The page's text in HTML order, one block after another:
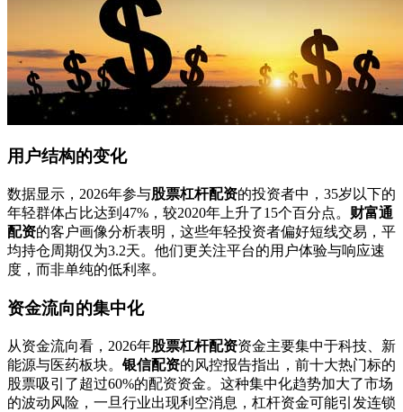
用户结构的变化
数据显示，2026年参与股票杠杆配资的投资者中，35岁以下的
年轻群体占比达到47%，较2020年上升了15个百分点。 财富通
配资的客户画像分析表明，这些年轻投资者偏好短线交易，平
均持仓周期仅为3.2天。他们更关注平台的用户体验与响应速
度，而非单纯的低利率。
资金流向的集中化
从资金流向看，2026年股票杠杆配资资金主要集中于科技、新
能源与医药板块。银信配资的风控报告指出，前十大热门标的
股票吸引了超过60%的配资资金。这种集中化趋势加大了市场
的波动风险，一旦行业出现利空消息，杠杆资金可能引发连锁